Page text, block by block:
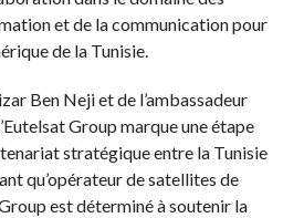
et de la communication pour
de la Tunisie.
Ben Neji et de l’ambassadeur
Group marque une étape
stratégique entre la Tunisie
qu’opérateur de satellites de
est déterminé à soutenir la